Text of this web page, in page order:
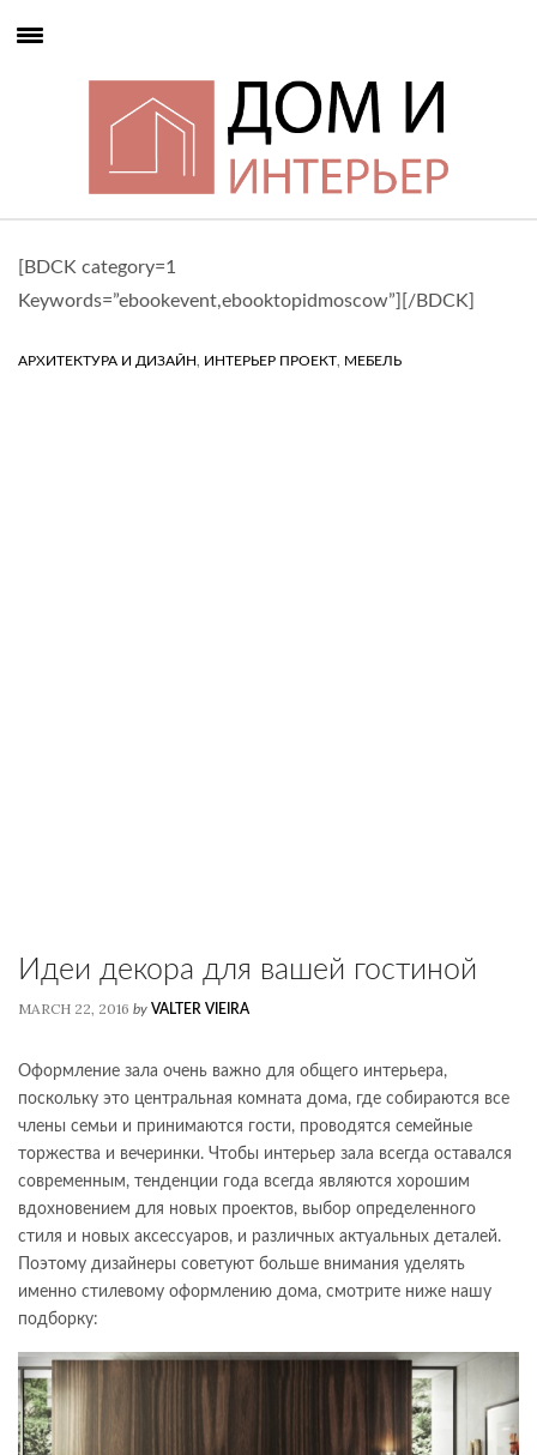
[BDCK category=1
Keywords=”ebookevent,ebooktopidmoscow”][/BDCK]
АРХИТЕКТУРА И ДИЗАЙН, ИНТЕРЬЕР ПРОЕКТ, МЕБЕЛЬ
Идеи декора для вашей гостиной
MARCH 22, 2016 by VALTER VIEIRA
Оформление зала очень важно для общего интерьера,
поскольку это центральная комната дома, где собираются все
члены семьи и принимаются гости, проводятся семейные
торжества и вечеринки. Чтобы интерьер зала всегда оставался
современным, тенденции года всегда являются хорошим
вдохновением для новых проектов, выбор определенного
стиля и новых аксессуаров, и различных актуальных деталей.
Поэтому дизайнеры советуют больше внимания уделять
именно стилевому оформлению дома, смотрите ниже нашу
подборку: